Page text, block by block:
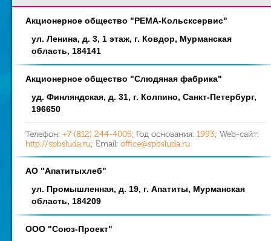
Наименование Адрес
Акционерное общество "РЕМА-Кольсксервис"
ул. Ленина, д. 3, 1 этаж, г. Ковдор, Мурманская
область, 184141
Акционерное общество "Слюдяная фабрика"
уд. Финляндская, д. 31, г. Колпино, Санкт-Петербург,
196650
Телефон: +7 (812) 244-4005; Год основания: 1993; Web-сайт:
http://spbsluda.ru; Email: office@spbsluda.ru
АО "Апатитыхлеб"
ул. Промышленная, д. 19, г. Апатиты, Мурманская
область, 184209
ООО "Союз-Проект"